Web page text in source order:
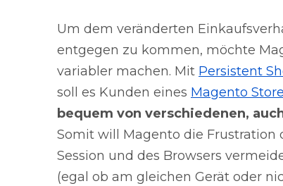
Um dem veränderten
entgegen zu kommen, möchte
variabler machen. Mit Persistent
soll es Kunden eines Magento
bequem von verschiedenen,
Somit will Magento die Frustration
Session und des Browsers
(egal ob am gleichen Gerät oder